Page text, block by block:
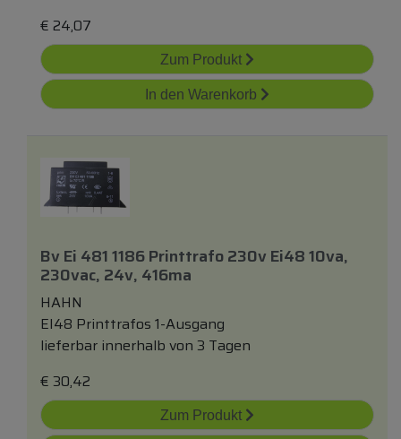
€ 24,07
Zum Produkt
In den Warenkorb
Bv Ei 481 1186 Printtrafo 230v Ei48 10va,
230vac, 24v, 416ma
HAHN
EI48 Printtrafos 1-Ausgang
lieferbar innerhalb von 3 Tagen
€ 30,42
Zum Produkt